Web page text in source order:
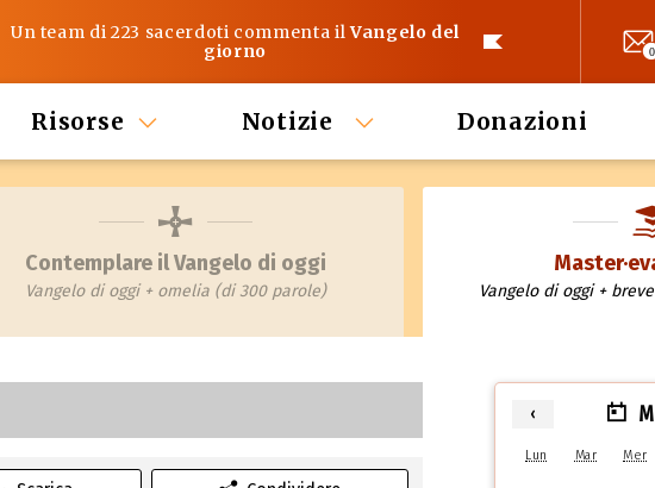
Un team di 223 sacerdoti commenta ilVangelo del
giorno
0
Risorse Notizie Donazioni
Contemplare il Vangelo di oggi
Vangelo di oggi + omelia (di 300 parole) Vangelo di oggi +
‹
Lun Mar Mer